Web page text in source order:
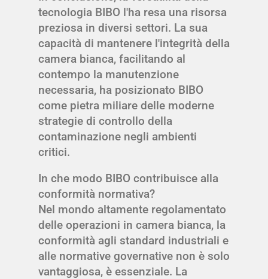
tecnologia BIBO l'ha resa una risorsa
preziosa in diversi settori. La sua
capacità di mantenere l'integrità della
camera bianca, facilitando al
contempo la manutenzione
necessaria, ha posizionato BIBO
come pietra miliare delle moderne
strategie di controllo della
contaminazione negli ambienti
critici.
In che modo BIBO contribuisce alla
conformità normativa?
Nel mondo altamente regolamentato
delle operazioni in camera bianca, la
conformità agli standard industriali e
alle normative governative non è solo
vantaggiosa, è essenziale. La